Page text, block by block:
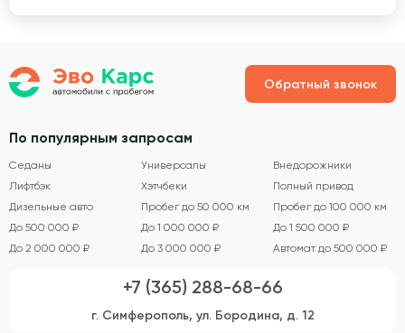
Обратный звонок
По популярным запросам
Седаны Универсалы
Внедорожники
Лифтбэк
Хэтчбеки
Полный привод
Дизельные авто
Пробег до 50 000 км
Пробег до 100 000 км
До 500 000 ₽
До 1 000 000 ₽
До 1 500 000 ₽
До 2 000 000 ₽
До 3 000 000 ₽ Автомат до 500 000 ₽
+7 (365) 288-68-66
г. Симферополь, ул. Бородина, д. 12